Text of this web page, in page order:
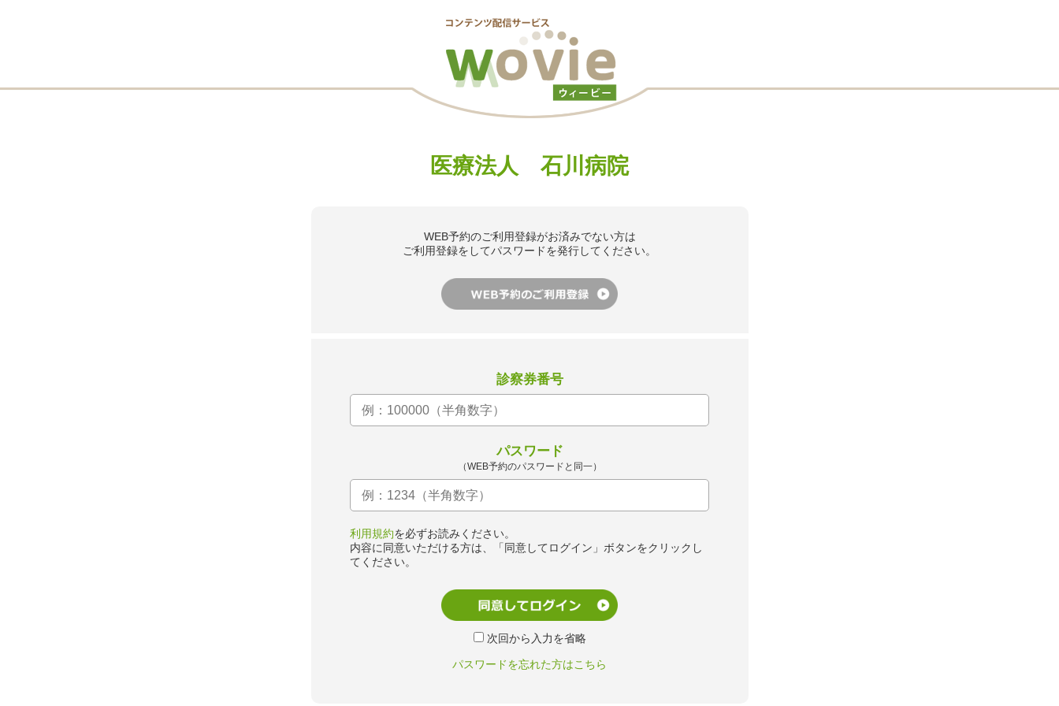
医療法人 石川病院
WEB予約のご利用登録がお済みでない方は
ご利用登録をしてパスワードを発行してください。
診察券番号
パスワード
（WEB予約のパスワードと同一）
利用規約を必ずお読みください。
内容に同意いただける方は、「同意してログイン」ボタンをクリックし
てください。
次回から入力を省略
パスワードを忘れた方はこちら